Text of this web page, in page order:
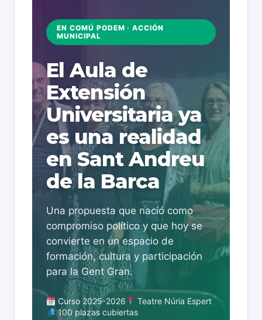
EN COMÚ PODEM · ACCIÓN
MUNICIPAL
El Aula de
Extensión
Universitaria ya
es una realidad
en Sant Andreu
de la Barca
Una propuesta que nació como
compromiso político y que hoy se
convierte en un espacio de
formación, cultura y participación
para la Gent Gran.
Curso 2025-2026
Teatre Núria Espert
100 plazas cubiertas